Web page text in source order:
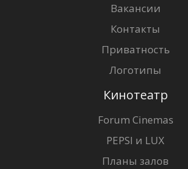
Вакансии
Контакты
Приватность
Логотипы
Кинотеатр
Forum Cinemas
PEPSI и LUX
Планы залов